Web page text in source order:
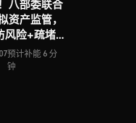
八部委联合
资产监管，
风险+疏堵
路径战略
预计补能 6 分
钟